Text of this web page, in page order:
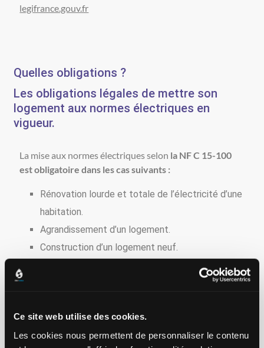
Ce site web utilise des cookies.
Les cookies nous permettent de personnaliser le contenu
legifrance.gouv.fr
Quelles obligations ?
Les obligations légales de mettre son
logement aux normes électriques en
vigueur.
La mise aux normes électriques selon la NF C 15-100
est obligatoire dans les cas suivants :
Rénovation lourde et totale de l’électricité d’une
habitation.
Agrandissement d’un logement.
Construction d’un logement neuf.
Si un professionnel intervient sur votre tableau, et ce
votre tableau électrique est ancien et sécurisé, mais pas
aux normes, vous n’avez aucune obligation de réaliser